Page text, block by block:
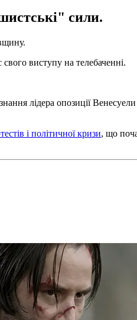
сили.
виступу на телебаченні.
лідера опозиції
і політичної кризи, що